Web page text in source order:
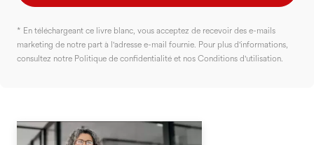
* En téléchargeant ce livre blanc, vous acceptez de recevoir des e-mails
marketing de notre part à l'adresse e-mail fournie. Pour plus d'informations,
consultez notre Politique de confidentialité et nos Conditions d'utilisation.